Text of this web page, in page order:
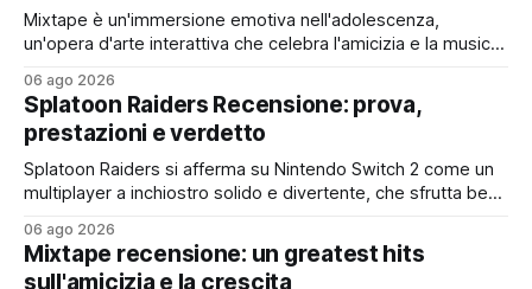
Mixtape è un'immersione emotiva nell'adolescenza,
un'opera d'arte interattiva che celebra l'amicizia e la musica
06 ago 2026
Splatoon Raiders Recensione: prova,
prestazioni e verdetto
Splatoon Raiders si afferma su Nintendo Switch 2 come un
multiplayer a inchiostro solido e divertente, che sfrutta bene
con qualche limite nei contenuti
06 ago 2026
Mixtape recensione: un greatest hits
sull'amicizia e la crescita